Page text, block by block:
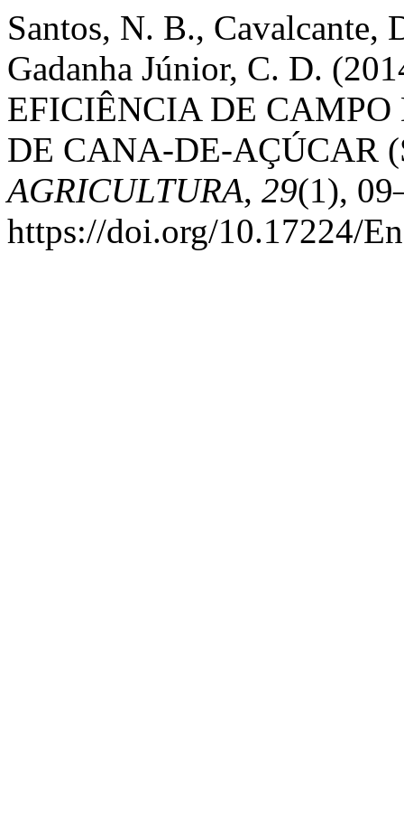
Santos, N. B., Cavalcante,
Gadanha Júnior, C. D.
EFICIÊNCIA DE
DE CANA-DE-AÇÚCAR
AGRICULTURA, 29(1),
https://doi.org/10.17224/